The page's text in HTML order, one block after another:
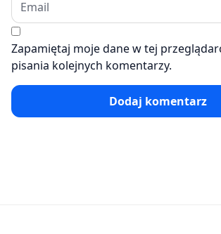
Zapamiętaj moje dane w tej
pisania kolejnych komentarzy.
Dodaj komentarz